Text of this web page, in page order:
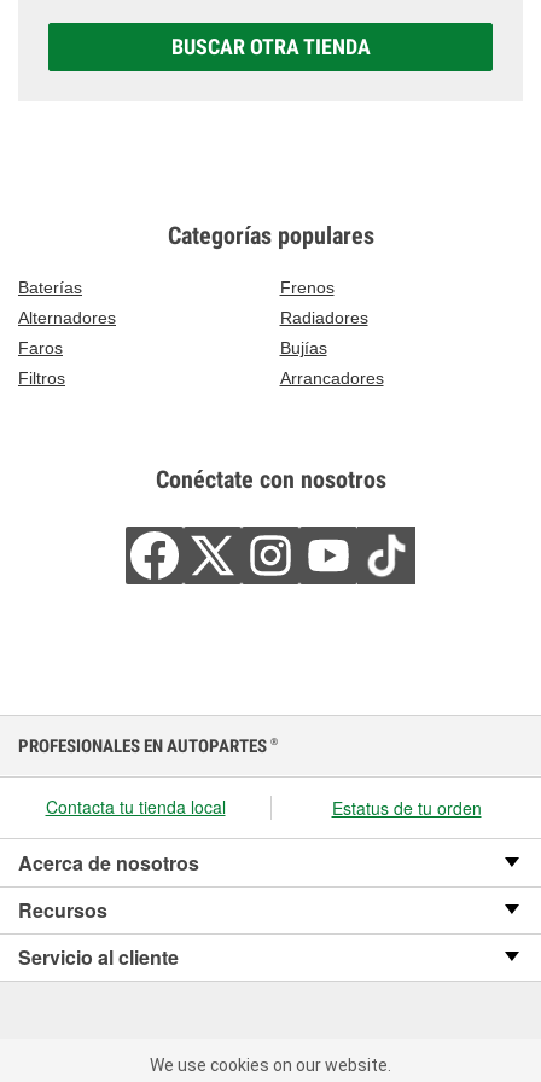
BUSCAR OTRA TIENDA
Categorías populares
Baterías
Frenos
Alternadores
Radiadores
Faros
Bujías
Filtros
Arrancadores
Conéctate con nosotros
We use cookies on our website. By clicking "Accept", you consent
PROFESIONALES EN AUTOPARTES ®
Contacta tu tienda local Estatus de tu orden
Acerca de nosotros
Recursos
Servicio al cliente
We use cookies on our website.